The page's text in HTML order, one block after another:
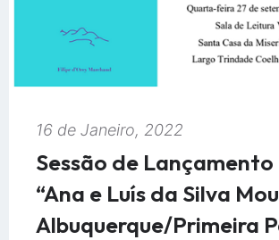
16 de Janeiro, 2022
Sessão de
“Ana e Luís da Silva
Albuquerque/Primeira